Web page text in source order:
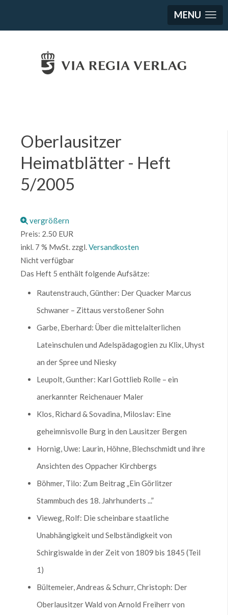
MENU
Oberlausitzer
Heimatblätter - Heft
5/2005
vergrößern
Preis: 2.50 EUR
inkl. 7 % MwSt. zzgl.Versandkosten
Nicht verfügbar
Das Heft 5 enthält folgende Aufsätze:
Rautenstrauch, Günther: Der Quacker Marcus
Schwaner – Zittaus verstoßener Sohn
Garbe, Eberhard: Über die mittelalterlichen
Lateinschulen und Adelspädagogien zu Klix, Uhyst
an der Spree und Niesky
Leupolt, Gunther: Karl Gottlieb Rolle – ein
anerkannter Reichenauer Maler
Klos, Richard & Sovadina, Miloslav: Eine
geheimnisvolle Burg in den Lausitzer Bergen
Hornig, Uwe: Laurin, Höhne, Blechschmidt und ihre
Ansichten des Oppacher Kirchbergs
Böhmer, Tilo: Zum Beitrag „Ein Görlitzer
Stammbuch des 18. Jahrhunderts ...”
Vieweg, Rolf: Die scheinbare staatliche
Unabhängigkeit und Selbständigkeit von
Schirgiswalde in der Zeit von 1809 bis 1845 (Teil
1)
Bültemeier, Andreas & Schurr, Christoph: Der
Oberlausitzer Wald von Arnold Freiherr von